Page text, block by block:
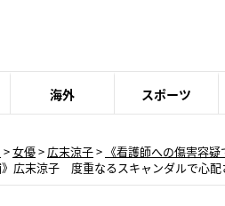
海外 スポーツ
>女優> 広末涼子> 《看護師への傷害容
》広末涼子 度重なるスキャンダルで心